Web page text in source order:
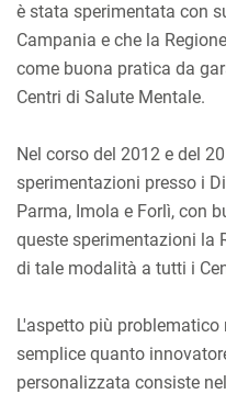
è stata sperimentata con
Campania e che la
come buona pratica da
Centri di Salute Mentale.
Nel corso del 2012 e del
sperimentazioni presso i
Parma, Imola e Forlì, con
queste sperimentazioni la
di tale modalità a tutti i
L'aspetto più
semplice quanto
personalizzata consiste